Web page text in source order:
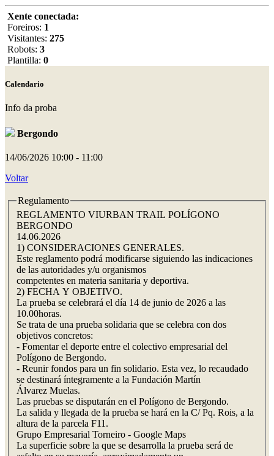
Xente conectada:
Foreiros: 1
Visitantes: 275
Robots: 3
Plantilla: 0
Calendario
Info da proba
Bergondo
14/06/2026 10:00 - 11:00
Voltar
Regulamento
REGLAMENTO VIURBAN TRAIL POLÍGONO
BERGONDO
14.06.2026
1) CONSIDERACIONES GENERALES.
Este reglamento podrá modificarse siguiendo las indicaciones
de las autoridades y/u organismos
competentes en materia sanitaria y deportiva.
2) FECHA Y OBJETIVO.
La prueba se celebrará el día 14 de junio de 2026 a las
10.00horas.
Se trata de una prueba solidaria que se celebra con dos
objetivos concretos:
- Fomentar el deporte entre el colectivo empresarial del
Polígono de Bergondo.
- Reunir fondos para un fin solidario. Esta vez, lo recaudado
se destinará íntegramente a la Fundación Martín
Álvarez Muelas.
Las pruebas se disputarán en el Polígono de Bergondo.
La salida y llegada de la prueba se hará en la C/ Pq. Rois, a la
altura de la parcela F11.
Grupo Empresarial Torneiro - Google Maps
La superficie sobre la que se desarrolla la prueba será de